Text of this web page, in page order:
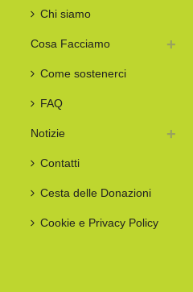
Chi siamo
Cosa Facciamo
Come sostenerci
FAQ
Notizie
Contatti
Cesta delle Donazioni
Cookie e Privacy Policy